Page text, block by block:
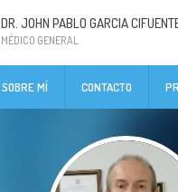
DR. JOHN PABLO GARCIA
MÉDICO GENERAL
SOBRE MÍ CONTACTO